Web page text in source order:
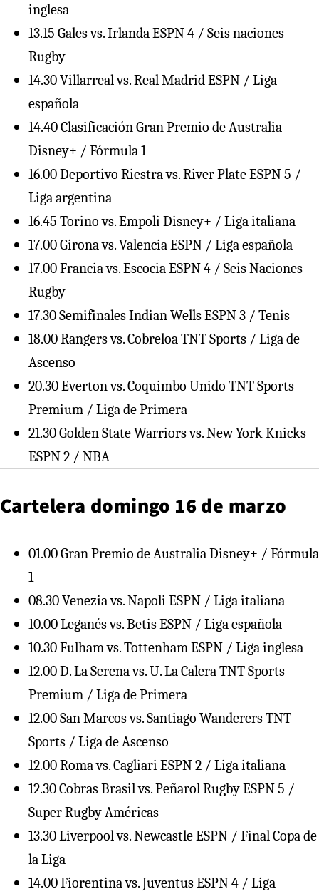
inglesa
13.15 Gales vs. Irlanda ESPN 4 / Seis naciones -
Rugby
14.30 Villarreal vs. Real Madrid ESPN / Liga
española
14.40 Clasificación Gran Premio de Australia
Disney+ / Fórmula 1
16.00 Deportivo Riestra vs. River Plate ESPN 5 /
Liga argentina
16.45 Torino vs. Empoli Disney+ / Liga italiana
17.00 Girona vs. Valencia ESPN / Liga española
17.00 Francia vs. Escocia ESPN 4 / Seis Naciones -
Rugby
17.30 Semifinales Indian Wells ESPN 3 / Tenis
18.00 Rangers vs. Cobreloa TNT Sports / Liga de
Ascenso
20.30 Everton vs. Coquimbo Unido TNT Sports
Premium / Liga de Primera
21.30 Golden State Warriors vs. New York Knicks
ESPN 2 / NBA
Cartelera domingo 16 de marzo
01.00 Gran Premio de Australia Disney+ / Fórmula
1
08.30 Venezia vs. Napoli ESPN / Liga italiana
10.00 Leganés vs. Betis ESPN / Liga española
10.30 Fulham vs. Tottenham ESPN / Liga inglesa
12.00 D. La Serena vs. U. La Calera TNT Sports
Premium / Liga de Primera
12.00 San Marcos vs. Santiago Wanderers TNT
Sports / Liga de Ascenso
12.00 Roma vs. Cagliari ESPN 2 / Liga italiana
12.30 Cobras Brasil vs. Peñarol Rugby ESPN 5 /
Super Rugby Américas
13.30 Liverpool vs. Newcastle ESPN / Final Copa de
la Liga
14.00 Fiorentina vs. Juventus ESPN 4 / Liga